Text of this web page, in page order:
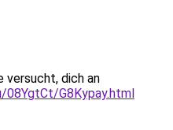
versucht, dich an
G8Kypay.html